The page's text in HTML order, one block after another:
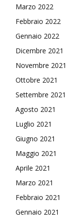
Marzo 2022
Febbraio 2022
Gennaio 2022
Dicembre 2021
Novembre 2021
Ottobre 2021
Settembre 2021
Agosto 2021
Luglio 2021
Giugno 2021
Maggio 2021
Aprile 2021
Marzo 2021
Febbraio 2021
Gennaio 2021